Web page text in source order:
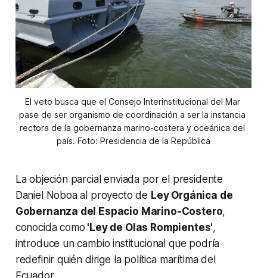
El veto busca que el Consejo Interinstitucional del Mar
pase de ser organismo de coordinación a ser la instancia
rectora de la gobernanza marino-costera y oceánica del
país. Foto: Presidencia de la República
La objeción parcial enviada por el presidente
Daniel Noboa al proyecto de Ley Orgánica de
Gobernanza del Espacio Marino-Costero,
conocida como 'Ley de Olas Rompientes',
introduce un cambio institucional que podría
redefinir quién dirige la política marítima del